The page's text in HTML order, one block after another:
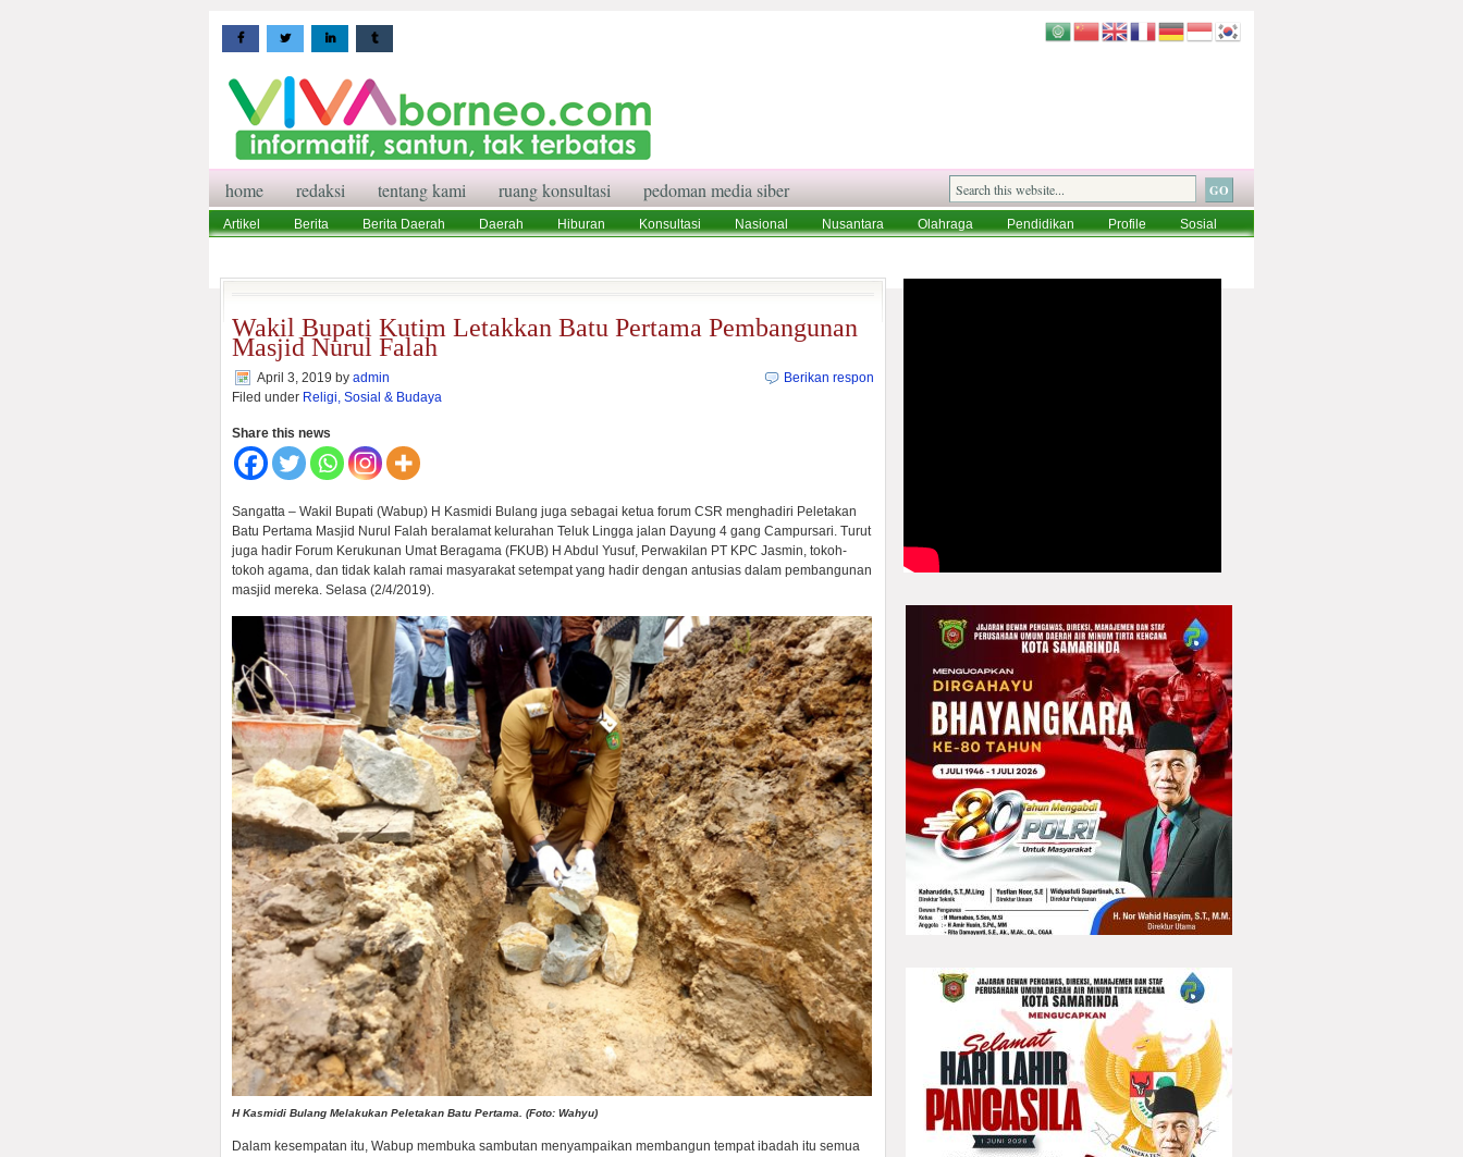
home redaksi tentang kami ruang konsultasi pedoman media siber
Artikel Berita Berita Daerah Daerah Hiburan Konsultasi Nasional Nusantara Olahraga Pendidikan Profile
Sosial
Wakil Bupati Kutim Letakkan Batu Pertama Pembangunan
Masjid Nurul Falah
April 3, 2019 by admin
Filed under Religi, Sosial & Budaya
Berikan respon
Share this news
Sangatta – Wakil Bupati (Wabup) H Kasmidi Bulang juga sebagai ketua forum CSR menghadiri Peletakan
Batu Pertama Masjid Nurul Falah beralamat kelurahan Teluk Lingga jalan Dayung 4 gang Campursari. Turut
juga hadir Forum Kerukunan Umat Beragama (FKUB) H Abdul Yusuf, Perwakilan PT KPC Jasmin, tokoh-
tokoh agama, dan tidak kalah ramai masyarakat setempat yang hadir dengan antusias dalam pembangunan
masjid mereka. Selasa (2/4/2019).
H Kasmidi Bulang Melakukan Peletakan Batu Pertama. (Foto: Wahyu)
Dalam kesempatan itu, Wabup membuka sambutan menyampaikan membangun tempat ibadah itu semua